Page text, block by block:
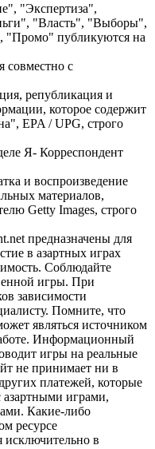
"Экспертиза",
"Власть", "Выборы",
"Промо" публикуются на
совместно с
републикация и
которое содержит
EPA / UPG, строго
Я- Корреспондент
и воспроизведение
материалов,
Getty Images, строго
предназначены для
в азартных играх
Соблюдайте
игры. При
зависимости
Помните, что
являться источником
Информационный
игры на реальные
не принимает ни в
платежей, которые
азартными играми,
Какие-либо
ресурсе
исключительно в